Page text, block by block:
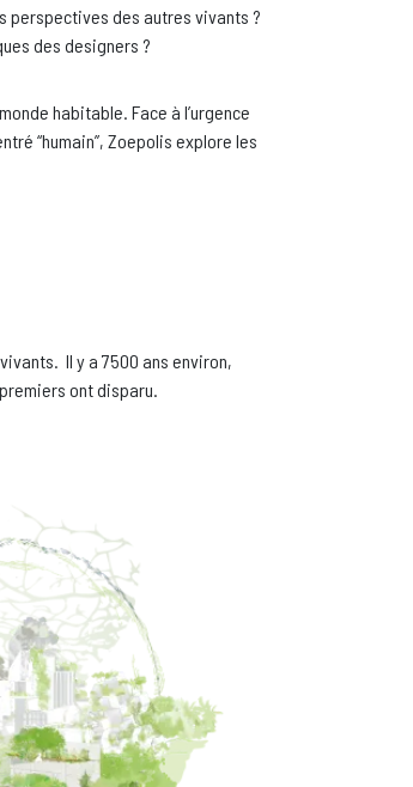
perspectives des autres vivants ?
des designers ?
habitable. Face à l’urgence
“humain”, Zoepolis explore les
Il y a 7500 ans environ,
ont disparu.